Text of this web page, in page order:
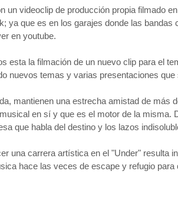
un videoclip de producción propia filmado
ya que es en los garajes donde las
en youtube.
esta la filmación de un nuevo clip para el
nuevos temas y varias presentaciones
mantienen una estrecha amistad de más
en sí y que es el motor de la misma.
que habla del destino y los lazos
una carrera artística en el "Under" resulta
hace las veces de escape y refugio para